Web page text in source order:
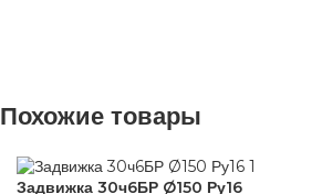
бытовых нужд
ВИД РАБОТ
Похожие товары
Задвижка 30ч6БР Ø150 Ру16